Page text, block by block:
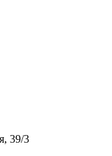
39/3